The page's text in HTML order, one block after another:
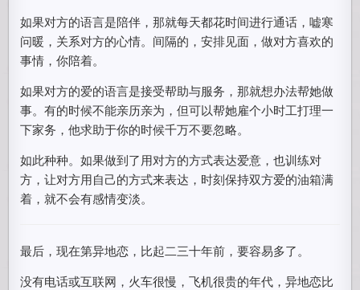
如果对方的语言是陪伴，那就每天都花时间进行通话，嘘寒
问暖，关系对方的心情。间隔的，安排见面，做对方喜欢的
事情，你陪着。
如果对方的爱的语言是接受帮助与服务，那就想办法帮她做
事。有的时候不能亲历亲为，但可以帮她雇个小时工打理一
下家务，他求助于你的时候千万不要忽略。
如此种种。如果做到了用对方的方式表达爱意，也训练对
方，让对方用自己的方式来表达，时刻保持双方爱的油箱满
着，就不会有感情变淡。
最后，现在第异地恋，比起二三十年前，要容易多了。
没有电话或互联网，火车很慢，飞机很贵的年代，异地恋比